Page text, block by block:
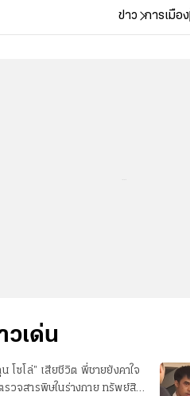
ข่าว การเมือง
วเด่น
น โซโล่” เสียชีวิต พี่ชายยังคาใจ
รวจสารพิษในร่างกาย ทรัพย์สิน